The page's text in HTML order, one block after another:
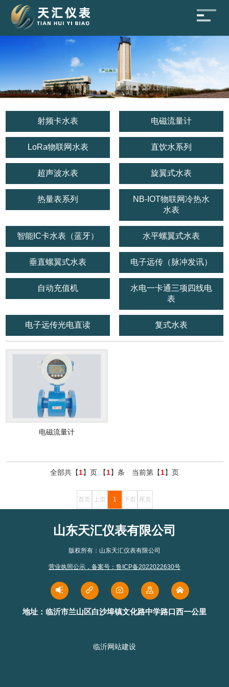
射频卡水表 电磁流量计
LoRa物联网水表 直饮水系列
超声波水表 旋翼式水表
热量表系列
NB-IOT物联网冷热水
水表
智能IC卡水表（蓝牙） 水平螺翼式水表
垂直螺翼式水表 电子远传（脉冲发讯）
自动充值机
水电一卡通三项四线电
表
电子远传光电直读 复式水表
电磁流量计
全部共【1】页 【1】条 当前第【1】页
首页 上页 1 下页 尾页
山东天汇仪表有限公司
版权所有：山东天汇仪表有限公司
营业执照公示 ， 备案号：鲁ICP备2022022630号
地址：临沂市兰山区白沙埠镇文化路中学路口西一公里
临沂网站建设